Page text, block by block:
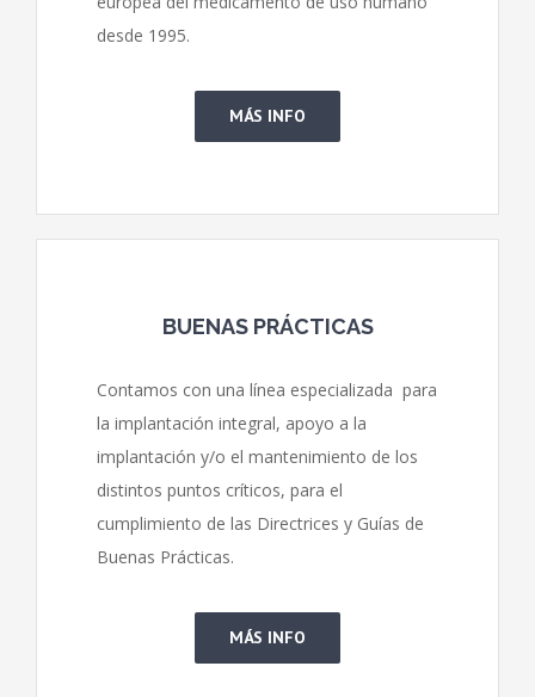
desde 1995.
MÁS INFO
BUENAS PRÁCTICAS
Contamos con una línea especializada para
la implantación integral, apoyo a la
implantación y/o el mantenimiento de los
distintos puntos críticos, para el
cumplimiento de las Directrices y Guías de
Buenas Prácticas.
MÁS INFO